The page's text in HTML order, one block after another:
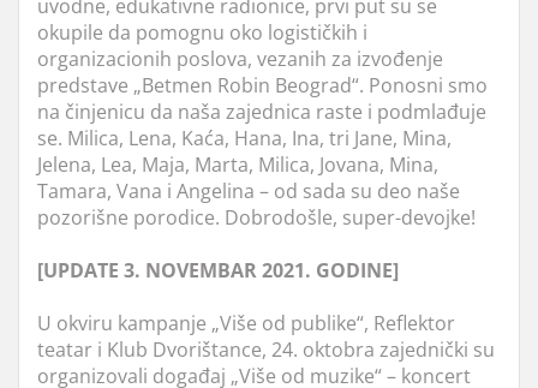
uvodne, edukativne radionice, prvi put su se
okupile da pomognu oko logističkih i
organizacionih poslova, vezanih za izvođenje
predstave „Betmen Robin Beograd“. Ponosni smo
na činjenicu da naša zajednica raste i podmlađuje
se. Milica, Lena, Kaća, Hana, Ina, tri Jane, Mina,
Jelena, Lea, Maja, Marta, Milica, Jovana, Mina,
Tamara, Vana i Angelina – od sada su deo naše
pozorišne porodice. Dobrodošle, super-devojke!
[UPDATE 3. NOVEMBAR 2021. GODINE]
U okviru kampanje „Više od publike“, Reflektor
teatar i Klub Dvorištance, 24. oktobra zajednički su
organizovali događaj „Više od muzike“ – koncert